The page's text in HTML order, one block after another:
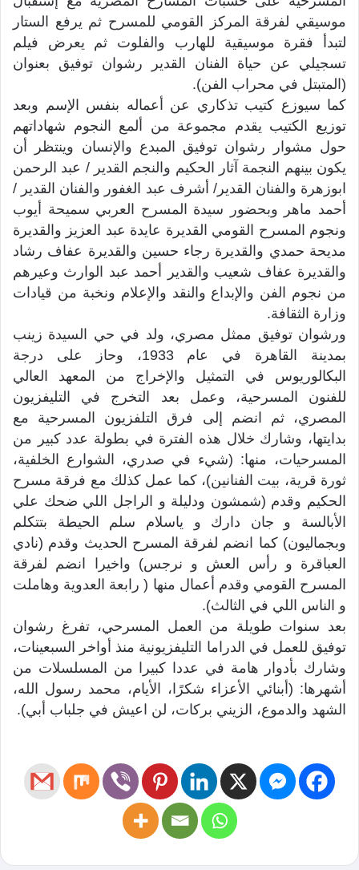
موسيقي لفرقة المركز القومي للمسرح ثم يرفع الستار
لتبدأ فقرة موسيقية للهارب والفلوت ثم يعرض فيلم
تسجيلي عن حياة الفنان القدير رشوان توفيق بعنوان
(المتبتل في محراب الفن).
كما سيوزع كتيب تذكاري عن أعماله بنفس الإسم وبعد
توزيع الكتيب يقدم مجموعة من ألمع النجوم شهاداتهم
حول مشوار رشوان توفيق المبدع والإنسان وينتظر أن
يكون بينهم النجمة آثار الحكيم والنجم القدير / عبد الرحمن
ابوزهرة والفنان القدير/ أشرف عبد الغفور والفنان القدير /
أحمد ماهر وبحضور سيدة المسرح العربي سميحة أيوب
ونجوم المسرح القومي القديرة عايدة عبد العزيز والقديرة
مديحة حمدي والقديرة رجاء حسين والقديرة عفاف رشاد
والقديرة عفاف شعيب والقدير أحمد عبد الوارث وعيرهم
من نجوم الفن والإبداع والنقد والإعلام ونخبة من قيادات
وزارة الثقافة.
ورشوان توفيق ممثل مصري، ولد في حي السيدة زينب
بمدينة القاهرة في عام 1933، وحاز على درجة
البكالوريوس في التمثيل واﻹخراج من المعهد العالي
للفنون المسرحية، وعمل بعد التخرج في التليفزيون
المصري، ثم انضم إلى فرق التلفزيون المسرحية مع
بدايتها، وشارك خلال هذه الفترة في بطولة عدد كبير من
المسرحيات، منها: (شيء في صدري، الشوارع الخلفية،
ثورة قرية، بيت الفنانين)، كما عمل كذلك مع فرقة مسرح
الحكيم وقدم (شمشون ودليلة و الراجل اللي ضحك علي
الأبالسة و جان دارك و ياسلام سلم الحيطة بتتكلم
وبجماليون) كما انضم لفرقة المسرح الحديث وقدم (نادي
العباقرة و رأس العش و نرجس) واخيرا انضم لفرقة
المسرح القومي وقدم أعمال منها ( رابعة العدوية وهاملت
و الناس اللي في الثالث).
بعد سنوات طويلة من العمل المسرحي، تفرغ رشوان
توفيق للعمل في الدراما التليفزيونية منذ أواخر السبعينات،
وشارك بأدوار هامة في عددا كبيرا من المسلسلات من
أشهرها: (أبنائي الأعزاء شكرًا، الأيام، محمد رسول الله،
الشهد والدموع، الزيني بركات، لن اعيش في جلباب أبي).